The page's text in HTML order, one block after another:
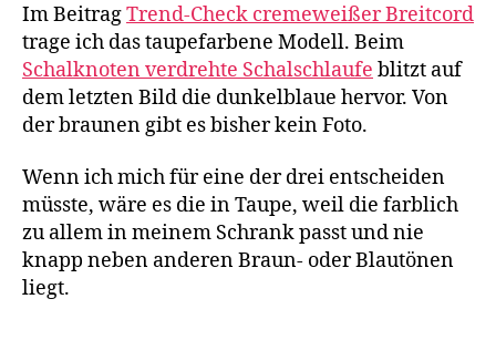
Im BeitragTrend-Check cremeweißer Breitcord
trage ich das taupefarbene Modell. Beim
Schalknoten verdrehte Schalschlaufe blitzt auf
dem letzten Bild die dunkelblaue hervor. Von
der braunen gibt es bisher kein Foto.
Wenn ich mich für eine der drei entscheiden
müsste, wäre es die in Taupe, weil die farblich
zu allem in meinem Schrank passt und nie
knapp neben anderen Braun- oder Blautönen
liegt.